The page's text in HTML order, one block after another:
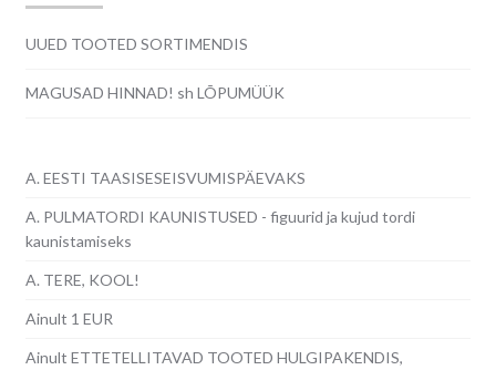
UUED TOOTED SORTIMENDIS
MAGUSAD HINNAD! sh LÕPUMÜÜK
A. EESTI TAASISESEISVUMISPÄEVAKS
A. PULMATORDI KAUNISTUSED - figuurid ja kujud tordi
kaunistamiseks
A. TERE, KOOL!
Ainult 1 EUR
Ainult ETTETELLITAVAD TOOTED HULGIPAKENDIS,